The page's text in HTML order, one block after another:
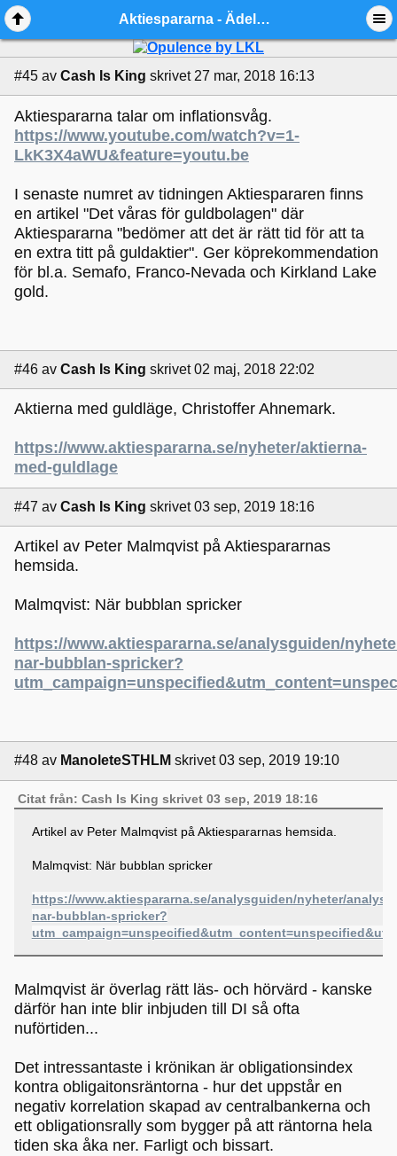
Aktiespararna - Ädelmetallforum
#45 av Cash Is King skrivet 27 mar, 2018 16:13
Aktiespararna talar om inflationsvåg.
https://www.youtube.com/watch?v=1-
LkK3X4aWU&feature=youtu.be
I senaste numret av tidningen Aktiespararen finns
en artikel "Det våras för guldbolagen" där
Aktiespararna "bedömer att det är rätt tid för att ta
en extra titt på guldaktier". Ger köprekommendation
för bl.a. Semafo, Franco-Nevada och Kirkland Lake
gold.
#46 av Cash Is King skrivet 02 maj, 2018 22:02
Aktierna med guldläge, Christoffer Ahnemark.
https://www.aktiespararna.se/nyheter/aktierna-
med-guldlage
#47 av Cash Is King skrivet 03 sep, 2019 18:16
Artikel av Peter Malmqvist på Aktiespararnas
hemsida.
Malmqvist: När bubblan spricker
https://www.aktiespararna.se/analysguiden/
nar-bubblan-spricker?
#48 av ManoleteSTHLM skrivet 03 sep, 2019 19:10
Citat från: Cash Is King skrivet 03 sep, 2019 18:16
Artikel av Peter Malmqvist på Aktiespararnas hemsida.
Malmqvist: När bubblan spricker
https://www.aktiespararna.se/analysguiden/nyheter/analys-
nar-bubblan-spricker?
Malmqvist är överlag rätt läs- och hörvärd - kanske
därför han inte blir inbjuden till DI så ofta
nuförtiden...
Det intressantaste i krönikan är obligationsindex
kontra obligaitonsräntorna - hur det uppstår en
negativ korrelation skapad av centralbankerna och
ett obligationsrally som bygger på att räntorna hela
tiden ska åka ner. Farligt och bissart.